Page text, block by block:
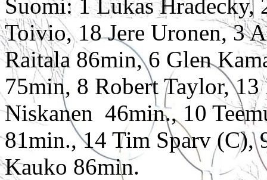
Suomi: 1 Lukas Hradecky,
Toivio, 18 Jere Uronen, 3
Raitala 86min, 6 Glen
75min, 8 Robert Taylor,
Niskanen 46min., 10
81min., 14 Tim Sparv (C),
Kauko 86min.